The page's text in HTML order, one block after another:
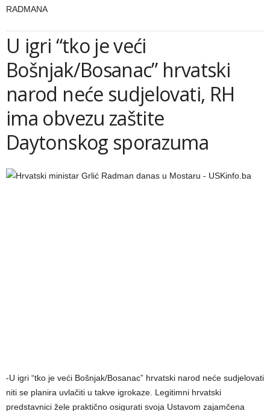
RADMANA
U igri “tko je veći
Bošnjak/Bosanac” hrvatski
narod neće sudjelovati, RH
ima obvezu zaštite
Daytonskog sporazuma
-U igri “tko je veći Bošnjak/Bosanac” hrvatski narod neće sudjelovati
niti se planira uvlačiti u takve igrokaze. Legitimni hrvatski
predstavnici žele praktično osigurati svoja Ustavom zajamčena